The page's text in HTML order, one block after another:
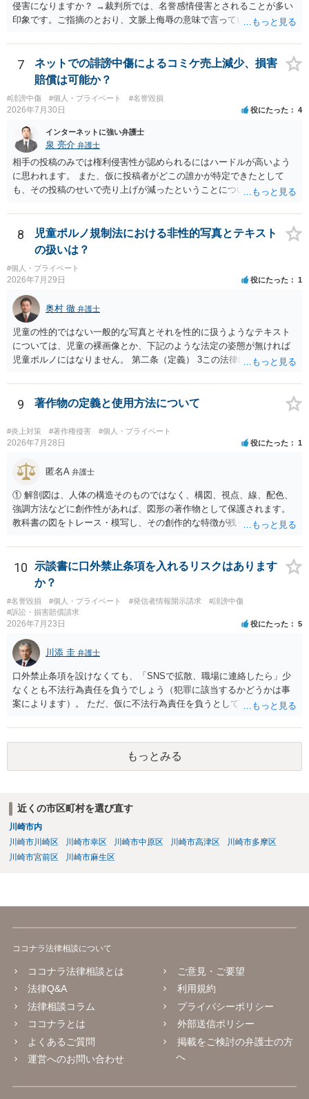
侵害になりますか？ →裁判所では、名誉感情侵害とされることが多い
印象です。ご指摘のとおり、文脈上侮辱の意味で言っている点も加味
7
ネットでの誹謗中傷によるコミケ売上減少、損害
賠償は可能か？
#誹謗中傷 #個人・プライベート #名誉毀損
2026年7月30日 役にたった 4
インターネットに強い弁護士
泉 亮介 弁護士
相手の投稿のみでは権利侵害性が認められるにはハードルが高いよう
に思われます。 また、仮に投稿者がどこの誰かが特定できたとして
も、その投稿のせいで売り上げが減ったということについての証明は
8
児童ポルノ規制法における非性的写真とテキスト
の扱いは？
#個人・プライベート
2026年7月29日 役にたった 1
奥村 徹 弁護士
児童の性的ではない一般的な写真とそれを性的に扱うようなテキスト
については、児童の裸画像とか、下記のような法定の姿態が無ければ
児童ポルノにはなりません。 第二条（定義） 3この法律において「児
人の知覚によっては認識することができない方式で作られる記録であ
って、電子計算機による情報処理の用に供されるものをいう。以下同
げる児童の姿態を視覚により認識することができる方法により描写し
たものをいう。 一 児童を相手方とする又は児童による性交又は性交
童が他人の性器等を触る行為に係る児童の姿態であって性欲を興奮さ
あって、殊更に児童の性的な部位（性器等若しくはその周辺部、臀で
ん部又は胸部をいう。）が露出され又は強調されているものであり、
かつ、性欲を興奮させ又は刺激するもの
9 著作物の定義と使用方法について
#炎上対策 #著作権侵害 #個人・プライベート
2026年7月28日 役にたった 1
匿名A 弁護士
① 解剖図は、人体の構造そのものではなく、構図、視点、線、配色、
強調方法などに創作性があれば、図形の著作物として保護されます。
教科書の図をトレース・模写し、その創作的な特徴が残っていれば、
も、SNSへの公開は私的使用には当たりません。 ② 出典を記載するだ
けでは、適法な引用にはなりません。自分の説明や批評が主で、図が
その説明に必要な従たる資料であること、引用部分が明確に区別さ
れ、必要な範囲に限られていることなどが必要です。勉強ノートの教
材として図そのものを中心的に掲載する場合、引用と認められにくい
でしょう。 文章についても、単に所々表現を変えただけで適法になる
成でまとめる必要があります。 安全にSNSで公開するには、教科書の
図をトレース・模写した部分は掲載せず、人体の構造という事実を基
に、自分で構図や表現を工夫して作図する方法が考えられます。ま
た、改変・SNS掲載が認められたオープンライセンス素材を、利用条
件に従って使う方法もあります。トレースした図を残したい場合は、
10
示談書に口外禁止条項を入れるリスクはあります
か？
#名誉毀損 #個人・プライベート #発信者情報開示請求
#誹謗中傷
#訴訟・損害賠償請求
2026年7月23日 役にたった 5
川添 圭 弁護士
口外禁止条項を設けなくても、「SNSで拡散、職場に連絡したら」少
なくとも不法行為責任を負うでしょう（犯罪に該当するかどうかは事
案によります）。 ただ、仮に不法行為責任を負うとしても、違約金を
（日本の裁判所が認定する慰謝料は、到底被害感情を満足させられる
ような金額ではありません）。そのため、口外禁止条項とともに口外
した場合の違約金（100～200万円程度）を定めることには、大きな意
味と抑止力があります。 逆に、口外禁止条項を設けると、正当な理由
め、口外禁止条項によって自らを縛られてしまうと困るようなケース
（例えば弁護団事件でマスコミ等へ公表する必要があるケース等）で
は、口外禁止の範囲を特定・限定する等の工夫をすることがあります
が、個人間の紛争で、合意後もみだりに紛争情報を口外することそれ
自体が異常事態であって、相手方への抑止効果として口外禁止条項を
もっとみる
近くの市区町村を選び直す
川崎市内
川崎市川崎区
川崎市幸区 川崎市中原区 川崎市高津区
川崎市多摩区
川崎市宮前区
川崎市麻生区
ココナラ法律相談について
ココナラ法律相談とは
法律Q&A
法律相談コラム
ココナラとは
よくあるご質問
運営へのお問い合わせ
ご意見・ご要望
利用規約
プライバシーポリシー
外部送信ポリシー
掲載をご検討の弁護士の方
へ